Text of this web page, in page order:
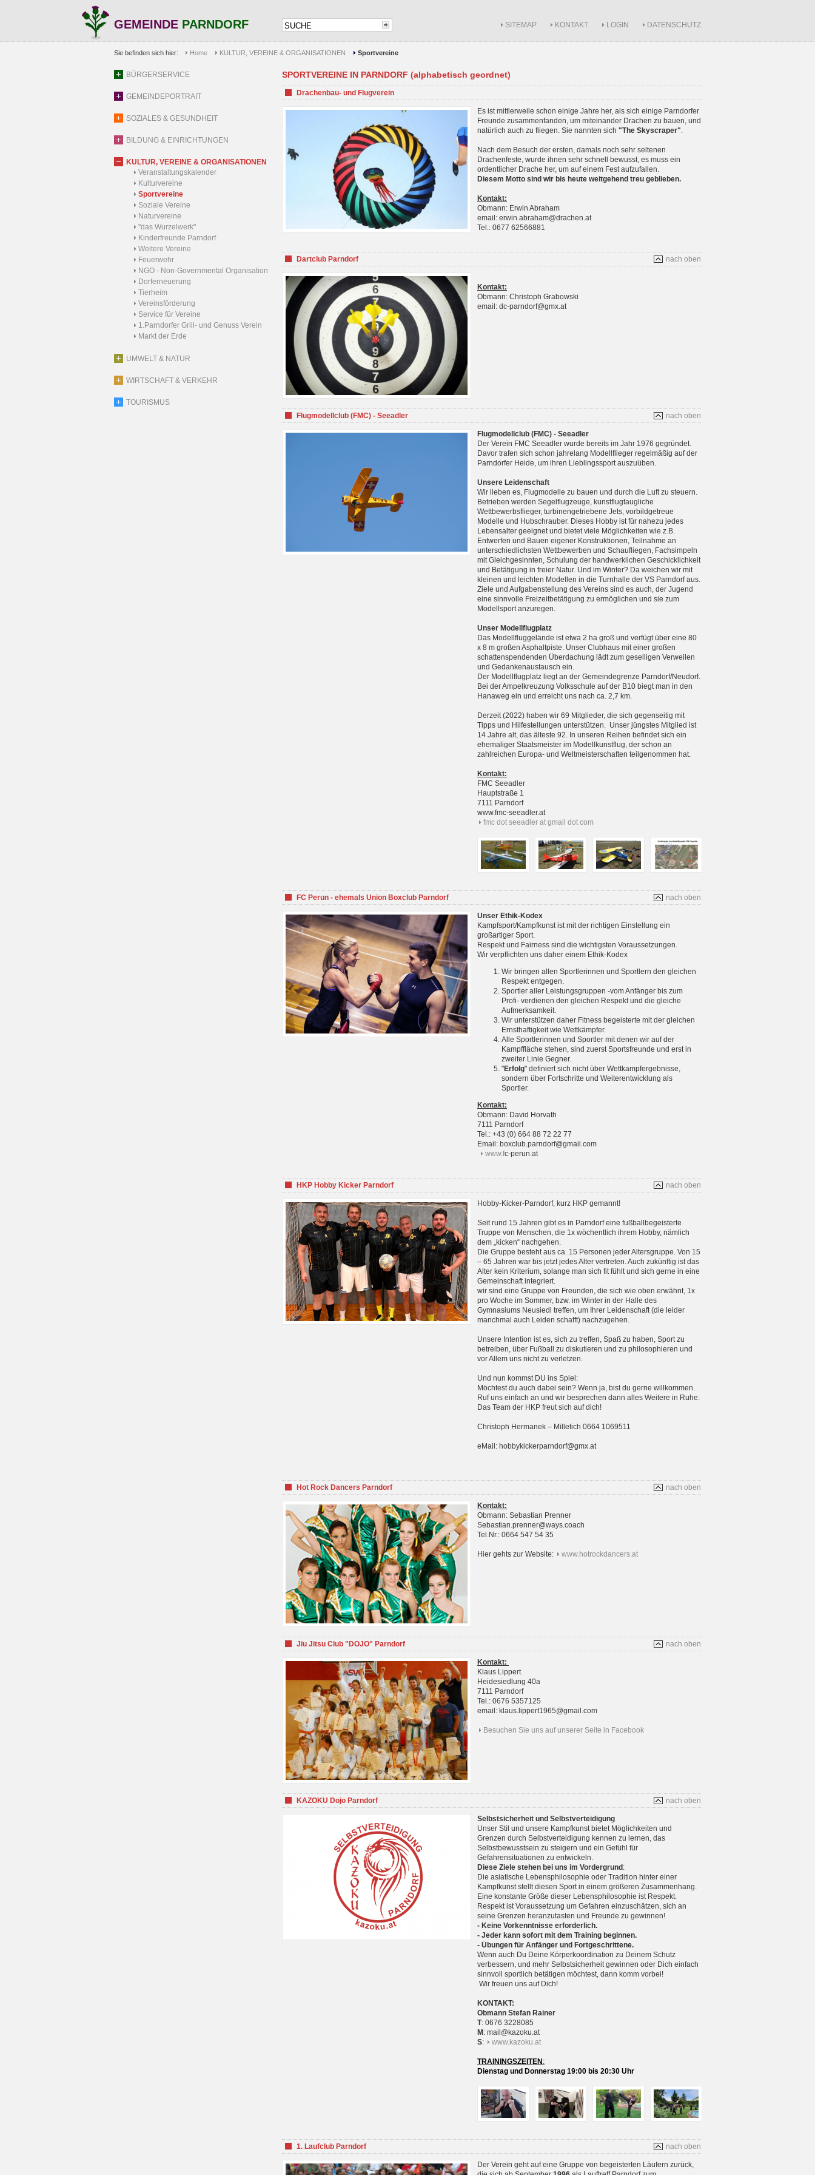
GEMEINDE PARNDORF SITEMAP KONTAKT LOGIN DATENSCHUTZ
Sie befinden sich hier: Home KULTUR, VEREINE & ORGANISATIONEN Sportvereine
BÜRGERSERVICE
GEMEINDEPORTRAIT
SOZIALES & GESUNDHEIT
BILDUNG & EINRICHTUNGEN
KULTUR, VEREINE & ORGANISATIONEN
Veranstaltungskalender
Kulturvereine
Sportvereine
Soziale Vereine
Naturvereine
"das Wurzelwerk"
Kinderfreunde Parndorf
Weitere Vereine
Feuerwehr
NGO - Non-Governmental Organisation
Dorferneuerung
Tierheim
Vereinsförderung
Service für Vereine
1.Parndorfer Grill- und Genuss Verein
Markt der Erde
UMWELT & NATUR
WIRTSCHAFT & VERKEHR
TOURISMUS
SPORTVEREINE IN PARNDORF (alphabetisch geordnet)
Drachenbau- und Flugverein
Es ist mittlerweile schon einige Jahre her, als sich einige Parndorfer
Freunde zusammenfanden, um miteinander Drachen zu bauen, und
natürlich auch zu fliegen. Sie nannten sich "The Skyscraper".
Nach dem Besuch der ersten, damals noch sehr seltenen
Drachenfeste, wurde ihnen sehr schnell bewusst, es muss ein
ordentlicher Drache her, um auf einem Fest aufzufallen.
Diesem Motto sind wir bis heute weitgehend treu geblieben.
Kontakt:
Obmann: Erwin Abraham
email: erwin.abraham@drachen.at
Tel.: 0677 62566881
nach oben
Dartclub Parndorf
Kontakt:
Obmann: Christoph Grabowski
email: dc-parndorf@gmx.at
nach oben
Flugmodellclub (FMC) - Seeadler
Flugmodellclub (FMC) - Seeadler
Der Verein FMC Seeadler wurde bereits im Jahr 1976 gegründet.
Davor trafen sich schon jahrelang Modellflieger regelmäßig auf der
Parndorfer Heide, um ihren Lieblingssport auszuüben.
Unsere Leidenschaft
Wir lieben es, Flugmodelle zu bauen und durch die Luft zu steuern.
Betrieben werden Segelflugzeuge, kunstflugtaugliche
Wettbewerbsflieger, turbinengetriebene Jets, vorbildgetreue
Modelle und Hubschrauber. Dieses Hobby ist für nahezu jedes
Lebensalter geeignet und bietet viele Möglichkeiten wie z.B.
Entwerfen und Bauen eigener Konstruktionen, Teilnahme an
unterschiedlichsten Wettbewerben und Schaufliegen, Fachsimpeln
mit Gleichgesinnten, Schulung der handwerklichen Geschicklichkeit
und Betätigung in freier Natur. Und im Winter? Da weichen wir mit
kleinen und leichten Modellen in die Turnhalle der VS Parndorf aus.
Ziele und Aufgabenstellung des Vereins sind es auch, der Jugend
eine sinnvolle Freizeitbetätigung zu ermöglichen und sie zum
Modellsport anzuregen.
Unser Modellflugplatz
Das Modellfluggelände ist etwa 2 ha groß und verfügt über eine 80
x 8 m großen Asphaltpiste. Unser Clubhaus mit einer großen
schattenspendenden Überdachung lädt zum geselligen Verweilen
und Gedankenaustausch ein.
Der Modellflugplatz liegt an der Gemeindegrenze Parndorf/Neudorf.
Bei der Ampelkreuzung Volksschule auf der B10 biegt man in den
Hanaweg ein und erreicht uns nach ca. 2,7 km.
Derzeit (2022) haben wir 69 Mitglieder, die sich gegenseitig mit
Tipps und Hilfestellungen unterstützen. Unser jüngstes Mitglied ist
14 Jahre alt, das älteste 92. In unseren Reihen befindet sich ein
ehemaliger Staatsmeister im Modellkunstflug, der schon an
zahlreichen Europa- und Weltmeister­schaften teilgenommen hat.
Kontakt:
FMC Seeadler
Hauptstraße 1
7111 Parndorf
www.fmc-seeadler.at
fmc dot seeadler at gmail dot com
nach oben
FC Perun - ehemals Union Boxclub Parndorf
Unser Ethik-Kodex
Kampfsport/Kampfkunst ist mit der richtigen Einstellung ein
großartiger Sport.
Respekt und Fairness sind die wichtigsten Voraussetzungen.
Wir verpflichten uns daher einem Ethik-Kodex
Wir bringen allen Sportlerinnen und Sportlern den gleichen
Respekt entgegen.
Sportler aller Leistungsgruppen -vom Anfänger bis zum
Profi- verdienen den gleichen Respekt und die gleiche
Aufmerksamkeit.
Wir unterstützen daher Fitness begeisterte mit der gleichen
Ernsthaftigkeit wie Wettkämpfer.
Alle Sportlerinnen und Sportler mit denen wir auf der
Kampffläche stehen, sind zuerst Sportsfreunde und erst in
zweiter Linie Gegner.
"Erfolg" definiert sich nicht über Wettkampfergebnisse,
sondern über Fortschritte und Weiterentwicklung als
Sportler.
Kontakt:
Obmann: David Horvath
7111 Parndorf
Tel.: +43 (0) 664 88 72 22 77
Email: boxclub.parndorf@gmail.com
www.fc-perun.at
nach oben
HKP Hobby Kicker Parndorf
Hobby-Kicker-Parndorf, kurz HKP gemannt!
Seit rund 15 Jahren gibt es in Parndorf eine fußballbegeisterte
Truppe von Menschen, die 1x wöchentlich ihrem Hobby, nämlich
dem „kicken“ nachgehen.
Die Gruppe besteht aus ca. 15 Personen jeder Altersgruppe. Von 15
– 65 Jahren war bis jetzt jedes Alter vertreten. Auch zukünftig ist das
Alter kein Kriterium, solange man sich fit fühlt und sich gerne in eine
Gemeinschaft integriert.
wir sind eine Gruppe von Freunden, die sich wie oben erwähnt, 1x
pro Woche im Sommer, bzw. im Winter in der Halle des
Gymnasiums Neusiedl treffen, um Ihrer Leidenschaft (die leider
manchmal auch Leiden schafft) nachzugehen.
Unsere Intention ist es, sich zu treffen, Spaß zu haben, Sport zu
betreiben, über Fußball zu diskutieren und zu philosophieren und
vor Allem uns nicht zu verletzen.
Und nun kommst DU ins Spiel:
Möchtest du auch dabei sein? Wenn ja, bist du gerne willkommen.
Ruf uns einfach an und wir besprechen dann alles Weitere in Ruhe.
Das Team der HKP freut sich auf dich!
Christoph Hermanek – Milletich 0664 1069511
eMail: hobbykickerparndorf@gmx.at
nach oben
Hot Rock Dancers Parndorf
Kontakt:
Obmann: Sebastian Prenner
Sebastian.prenner@ways.coach
Tel.Nr.: 0664 547 54 35
Hier gehts zur Website: www.hotrockdancers.at
nach oben
Jiu Jitsu Club "DOJO" Parndorf
Kontakt:
Klaus Lippert
Heidesiedlung 40a
7111 Parndorf
Tel.: 0676 5357125
email: klaus.lippert1965@gmail.com
Besuchen Sie uns auf unserer Seite in Facebook
nach oben
KAZOKU Dojo Parndorf
Selbstsicherheit und Selbstverteidigung
Unser Stil und unsere Kampfkunst bietet Möglichkeiten und
Grenzen durch Selbstverteidigung kennen zu lernen, das
Selbstbewusstsein zu steigern und ein Gefühl für
Gefahrensituationen zu entwickeln.
Diese Ziele stehen bei uns im Vordergrund :
Die asiatische Lebensphilosophie oder Tradition hinter einer
Kampfkunst stellt diesen Sport in einem größeren Zusammenhang.
Eine konstante Größe dieser Lebensphilosophie ist Respekt.
Respekt ist Voraussetzung um Gefahren einzuschätzen, sich an
seine Grenzen heranzutasten und Freunde zu gewinnen!
- Keine Vorkenntnisse erforderlich.
- Jeder kann sofort mit dem Training beginnen.
- Übungen für Anfänger und Fortgeschrittene.
Wenn auch Du Deine Körperkoordination zu Deinem Schutz
verbessern, und mehr Selbstsicherheit gewinnen oder Dich einfach
sinnvoll sportlich betätigen möchtest, dann komm vorbei!
Wir freuen uns auf Dich!
KONTAKT:
Obmann Stefan Rainer
T: 0676 3228085
M : mail@kazoku.at
S: www.kazoku.at
TRAININGSZEITEN :
Dienstag und Donnerstag 19:00 bis 20:30 Uhr
nach oben
1. Laufclub Parndorf
Der Verein geht auf eine Gruppe von begeisterten Läufern zurück,